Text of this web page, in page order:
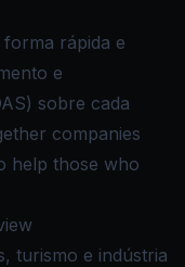
rápida e
e
sobre cada
companies
help those who
turismo e indústria